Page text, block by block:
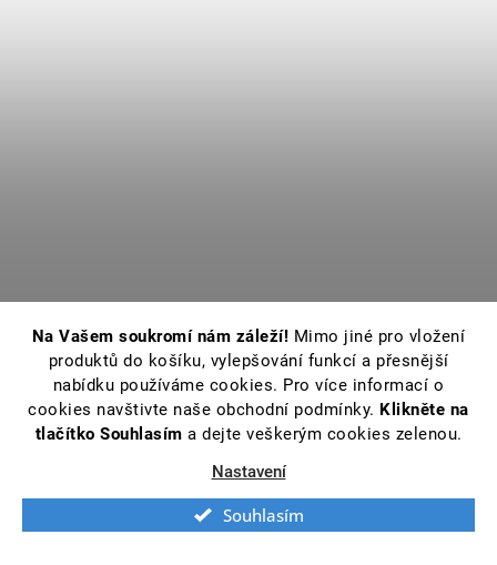
Na Vašem soukromí nám záleží! Mimo jiné pro vložení
produktů do košíku, vylepšování funkcí a přesnější
nabídku používáme cookies. Pro více informací o
cookies navštivte naše obchodní podmínky. Klikněte na
tlačítko Souhlasím a dejte veškerým cookies zelenou.
Nastavení
Souhlasím